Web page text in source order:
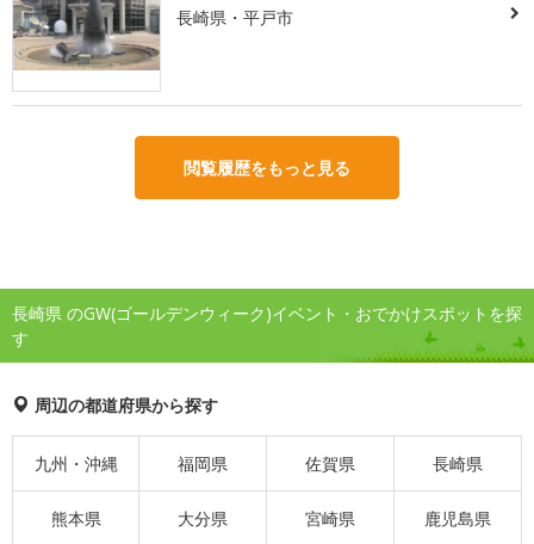
長崎県・平戸市
閲覧履歴をもっと見る
長崎県 のGW(ゴールデンウィーク)イベント・おでかけスポットを探
す
周辺の都道府県から探す
九州・沖縄 福岡県 佐賀県 長崎県
熊本県 大分県 宮崎県 鹿児島県